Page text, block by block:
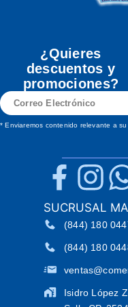
¿Quieres
descuentos y
promociones?
Correo
Electrónico
* Enviaremos contenido relevante a su
SUCRUSAL
(844) 180
(844) 180
Isidro López